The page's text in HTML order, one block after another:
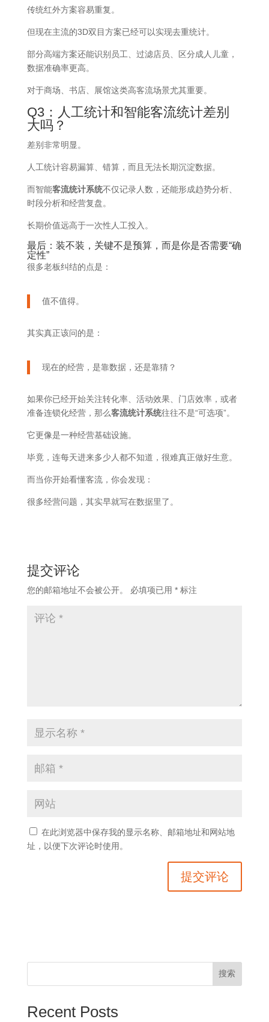
传统红外方案容易重复。
但现在主流的3D双目方案已经可以实现去重统计。
部分高端方案还能识别员工、过滤店员、区分成人儿童，
数据准确率更高。
对于商场、书店、展馆这类高客流场景尤其重要。
Q3：人工统计和智能客流统计差别
大吗？
差别非常明显。
人工统计容易漏算、错算，而且无法长期沉淀数据。
而智能客流统计系统不仅记录人数，还能形成趋势分析、
时段分析和经营复盘。
长期价值远高于一次性人工投入。
最后：装不装，关键不是预算，而是你是否需要“确
定性”
很多老板纠结的点是：
值不值得。
其实真正该问的是：
现在的经营，是靠数据，还是靠猜？
如果你已经开始关注转化率、活动效果、门店效率，或者
准备连锁化经营，那么客流统计系统往往不是“可选项”。
它更像是一种经营基础设施。
毕竟，连每天进来多少人都不知道，很难真正做好生意。
而当你开始看懂客流，你会发现：
很多经营问题，其实早就写在数据里了。
提交评论
您的邮箱地址不会被公开。 必填项已用 *标注
在此浏览器中保存我的显示名称、邮箱地址和网站地
址，以便下次评论时使用。
搜索
Recent Posts